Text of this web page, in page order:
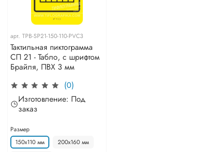
арт. TPB-SP21-150-110-PVC3
Тактильная пиктограмма
СП 21 - Табло, с шрифтом
Брайля, ПВХ 3 мм
(0)
Изготовление: Под
заказ
Размер
150х110 мм
200х160 мм